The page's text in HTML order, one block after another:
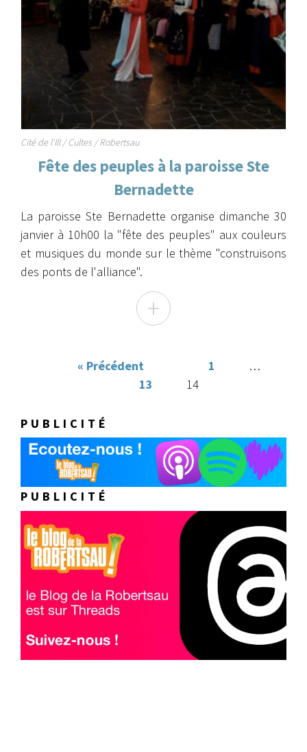
Cité de l'Ill / Cultes / Robertsau
Fête des peuples à la paroisse Ste
Bernadette
La paroisse Ste Bernadette organise dimanche 30
janvier à 10h00 la "fête des peuples" aux couleurs
et musiques du monde sur le thème "construisons
des ponts de l'alliance".
+
« Précédent 1
…
13
14
PUBLICITÉ
PUBLICITÉ